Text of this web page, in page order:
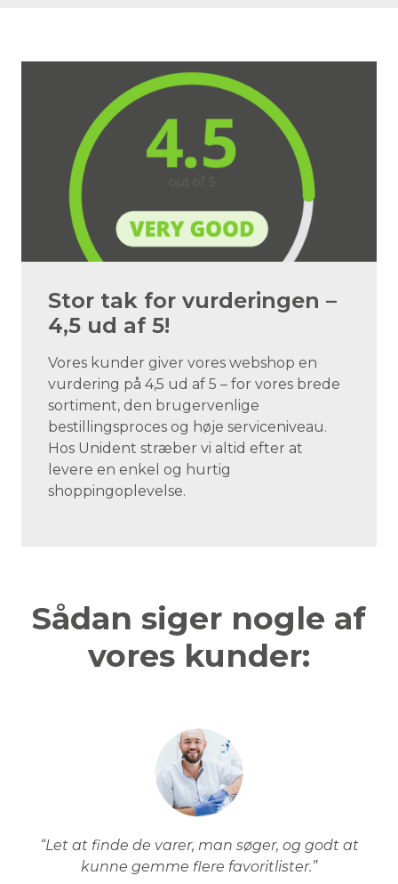
Stor tak for vurderingen –
4,5 ud af 5!
Vores kunder giver vores webshop en
vurdering på 4,5 ud af 5 – for vores brede
sortiment, den brugervenlige
bestillingsproces og høje serviceniveau.
Hos Unident stræber vi altid efter at
levere en enkel og hurtig
shoppingoplevelse.
Sådan siger nogle af
vores kunder:
“Let at finde de varer, man søger, og godt at
kunne gemme flere favoritlister.”